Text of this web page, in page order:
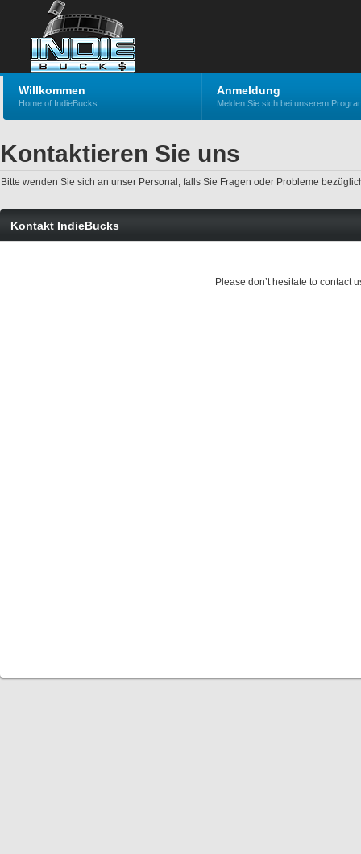
Willkommen
Home of IndieBucks
Anmeldung
Melden Sie sich bei unserem
Kontaktieren Sie uns
Bitte wenden Sie sich an unser Personal, falls Sie Fragen oder Probleme
Kontakt IndieBucks
Please don’t hesitate to contact